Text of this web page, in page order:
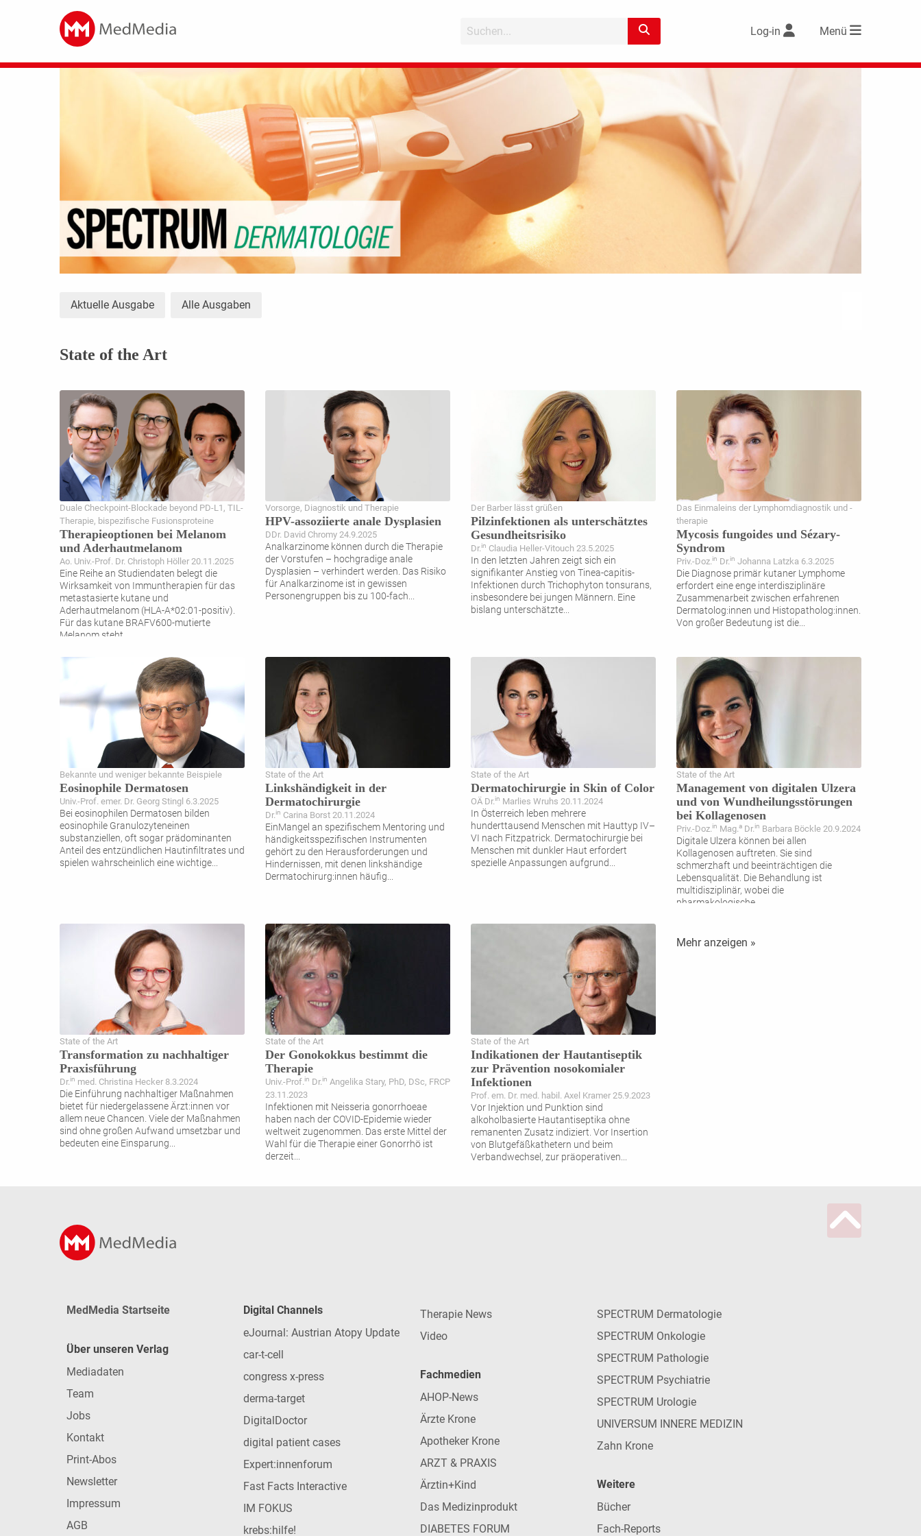
Log-in Menü
Aktuelle Ausgabe Alle Ausgaben
State of the Art
Duale Checkpoint-Blockade beyond PD-L1, TIL-
Therapie, bispezifische Fusionsproteine
Therapieoptionen bei Melanom
und Aderhautmelanom
Ao. Univ.-Prof. Dr. Christoph Höller 20.11.2025
Eine Reihe an Studiendaten belegt die
Wirksamkeit von Immuntherapien für das
metastasierte kutane und
Aderhautmelanom (HLA-A*02:01-positiv).
Für das kutane BRAFV600-mutierte
Melanom steht
Vorsorge, Diagnostik und Therapie
HPV-assoziierte anale Dysplasien
DDr. David Chromy 24.9.2025
Analkarzinome können durch die Therapie
der Vorstufen – hochgradige anale
Dysplasien – verhindert werden. Das Risiko
für Analkarzinome ist in gewissen
Personengruppen bis zu 100-fach...
Der Barber lässt grüßen
Pilzinfektionen als unterschätztes
Gesundheitsrisiko
Dr.in Claudia Heller-Vitouch 23.5.2025
In den letzten Jahren zeigt sich ein
signifikanter Anstieg von Tinea-capitis-
Infektionen durch Trichophyton tonsurans,
insbesondere bei jungen Männern. Eine
bislang unterschätzte...
Das Einmaleins der Lymphomdiagnostik und -
therapie
Mycosis fungoides und Sézary-
Syndrom
Priv.-Doz.in Dr.in Johanna Latzka 6.3.2025
Die Diagnose primär kutaner Lymphome
erfordert eine enge interdisziplinäre
Zusammenarbeit zwischen erfahrenen
Dermatolog:innen und Histopatholog:innen.
Von großer Bedeutung ist die...
Bekannte und weniger bekannte Beispiele
Eosinophile Dermatosen
Univ.-Prof. emer. Dr. Georg Stingl 6.3.2025
Bei eosinophilen Dermatosen bilden
eosinophile Granulozyteneinen
substanziellen, oft sogar prädominanten
Anteil des entzündlichen Hautinfiltrates und
spielen wahrscheinlich eine wichtige...
State of the Art
Linkshändigkeit in der
Dermatochirurgie
Dr.in Carina Borst 20.11.2024
EinMangel an spezifischem Mentoring und
händigkeitsspezifischen Instrumenten
gehört zu den Herausforderungen und
Hindernissen, mit denen linkshändige
Dermatochirurg:innen häufig...
State of the Art
Dermatochirurgie in Skin of Color
OÄ Dr.in Marlies Wruhs 20.11.2024
In Österreich leben mehrere
hunderttausend Menschen mit Hauttyp IV–
VI nach Fitzpatrick. Dermatochirurgie bei
Menschen mit dunkler Haut erfordert
spezielle Anpassungen aufgrund...
State of the Art
Management von digitalen Ulzera
und von Wundheilungsstörungen
bei Kollagenosen
Priv.-Doz.in Mag.a Dr.in Barbara Böckle 20.9.2024
Digitale Ulzera können bei allen
Kollagenosen auftreten. Sie sind
schmerzhaft und beeinträchtigen die
Lebensqualität. Die Behandlung ist
multidisziplinär, wobei die
pharmakologische
State of the Art
Transformation zu nachhaltiger
Praxisführung
Dr.in med. Christina Hecker 8.3.2024
Die Einführung nachhaltiger Maßnahmen
bietet für niedergelassene Ärzt:innen vor
allem neue Chancen. Viele der Maßnahmen
sind ohne großen Aufwand umsetzbar und
bedeuten eine Einsparung...
State of the Art
Der Gonokokkus bestimmt die
Therapie
Univ.-Prof.in Dr.in Angelika Stary, PhD, DSc, FRCP
23.11.2023
Infektionen mit Neisseria gonorrhoeae
haben nach der COVID-Epidemie wieder
weltweit zugenommen. Das erste Mittel der
Wahl für die Therapie einer Gonorrhö ist
derzeit...
State of the Art
Indikationen der Hautantiseptik
zur Prävention nosokomialer
Infektionen
Prof. em. Dr. med. habil. Axel Kramer 25.9.2023
Vor Injektion und Punktion sind
alkoholbasierte Hautantiseptika ohne
remanenten Zusatz indiziert. Vor Insertion
von Blutgefäßkathetern und beim
Verbandwechsel, zur präoperativen...
Mehr anzeigen »
MedMedia Startseite
Über unseren Verlag
Mediadaten
Team
Jobs
Kontakt
Print-Abos
Newsletter
Impressum
AGB
Digital Channels
eJournal: Austrian Atopy Update
car-t-cell
congress x-press
derma-target
DigitalDoctor
digital patient cases
Expert:innenforum
Fast Facts Interactive
IM FOKUS
krebs:hilfe!
Therapie News
Video
Fachmedien
AHOP-News
Ärzte Krone
Apotheker Krone
ARZT & PRAXIS
Ärztin+Kind
Das Medizinprodukt
DIABETES FORUM
SPECTRUM Dermatologie
SPECTRUM Onkologie
SPECTRUM Pathologie
SPECTRUM Psychiatrie
SPECTRUM Urologie
UNIVERSUM INNERE MEDIZIN
Zahn Krone
Weitere
Bücher
Fach-Reports